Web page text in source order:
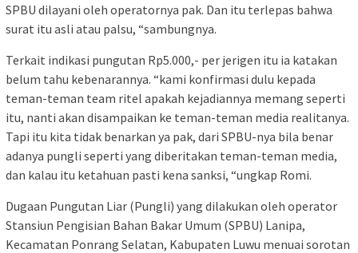
SPBU dilayani oleh operatornya pak. Dan itu terlepas bahwa
surat itu asli atau palsu, “sambungnya.
Terkait indikasi pungutan Rp5.000,- per jerigen itu ia katakan
belum tahu kebenarannya. “kami konfirmasi dulu kepada
teman-teman team ritel apakah kejadiannya memang seperti
itu, nanti akan disampaikan ke teman-teman media realitanya.
Tapi itu kita tidak benarkan ya pak, dari SPBU-nya bila benar
adanya pungli seperti yang diberitakan teman-teman media,
dan kalau itu ketahuan pasti kena sanksi, “ungkap Romi.
Dugaan Pungutan Liar (Pungli) yang dilakukan oleh operator
Stansiun Pengisian Bahan Bakar Umum (SPBU) Lanipa,
Kecamatan Ponrang Selatan, Kabupaten Luwu menuai sorotan